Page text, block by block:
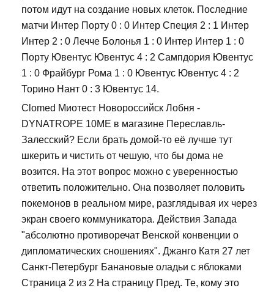
потом идут на создание новых клеток. Последние
матчи Интер Порту 0 : 0 Интер Специя 2 : 1 Интер
Интер 2 : 0 Лечче Болонья 1 : 0 Интер Интер 1 : 0
Порту Ювентус Ювентус 4 : 2 Сампдория Ювентус
1 : 0 Фрайбург Рома 1 : 0 Ювентус Ювентус 4 : 2
Торино Нант 0 : 3 Ювентус 14.
Clomed Миотест Новороссийск Лобня -
DYNATROPE 10ME в магазине Переславль-
Залесский? Если брать домой-то её лучше тут
шкерить и чистить от чешую, что бы дома не
возится. На этот вопрос можно с уверенностью
ответить положительно. Она позволяет половить
покемонов в реальном мире, разглядывая их через
экран своего коммуникатора. Действия Запада
"абсолютно противоречат Венской конвенции о
дипломатических сношениях". Джанго Катя 27 лет
Санкт-Петербург Банановые оладьи с яблоками
Страница 2 из 2 На страницу Пред. Те, кому это